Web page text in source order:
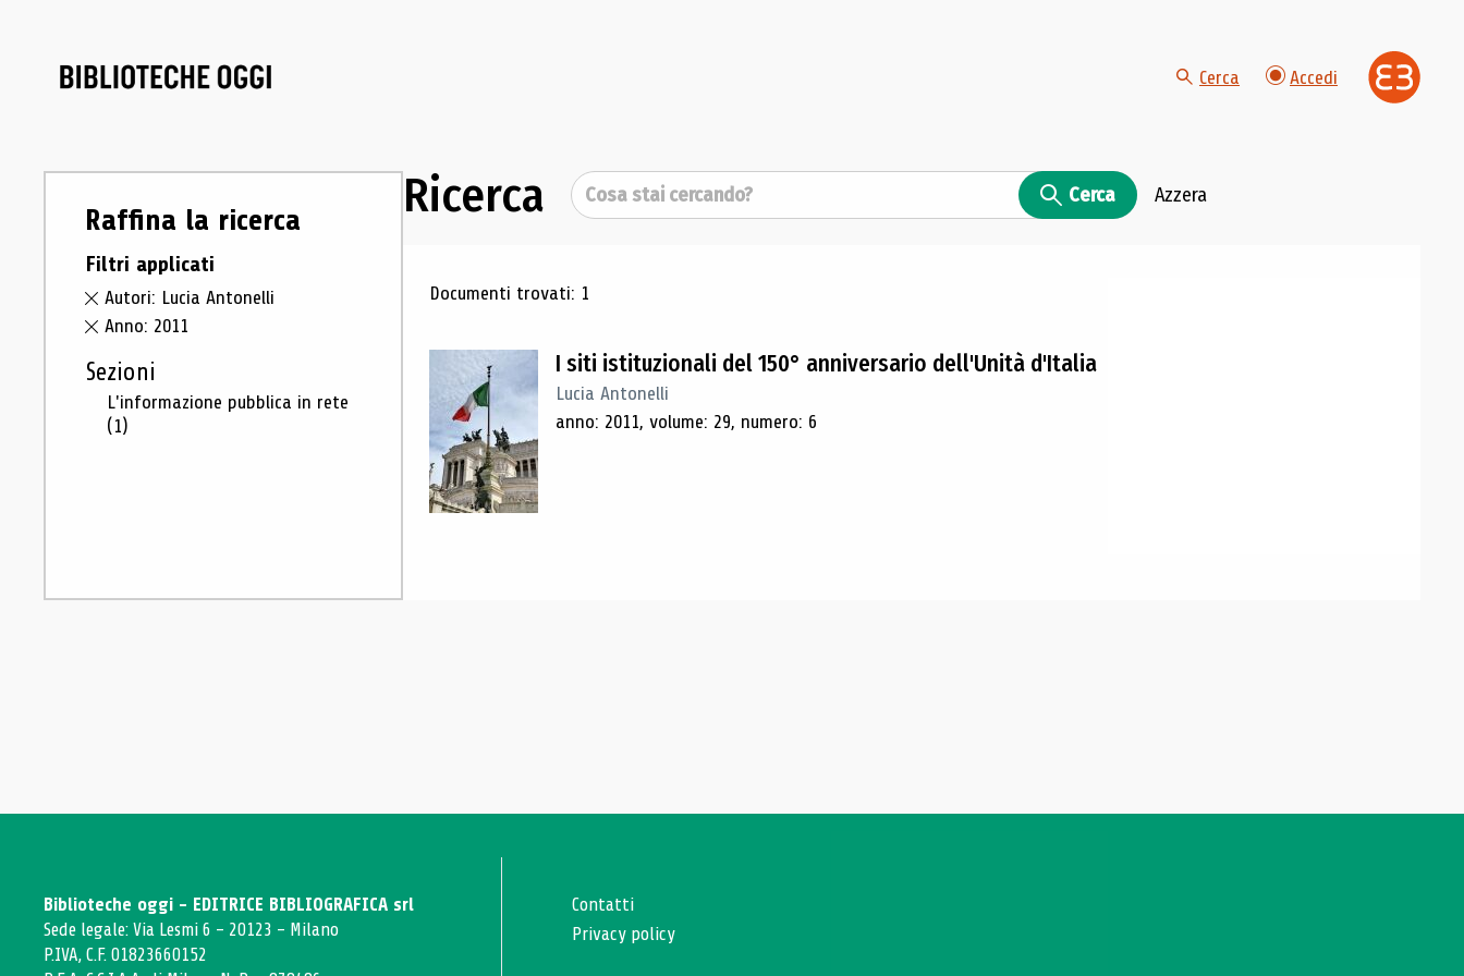
Cerca Accedi
Raffina la ricerca
Filtri applicati
Autori: Lucia Antonelli
Anno: 2011
Sezioni
L'informazione pubblica in rete
(1)
Ricerca Cerca Cerca Azzera
Risultati di ricerca
Documenti trovati: 1
I siti istituzionali del 150° anniversario dell'Unità d'Italia
Lucia Antonelli
anno: 2011, volume: 29, numero: 6
Biblioteche oggi - EDITRICE BIBLIOGRAFICA srl
Sede legale: Via Lesmi 6 - 20123 - Milano
P.IVA, C.F. 01823660152
Contatti
Privacy policy